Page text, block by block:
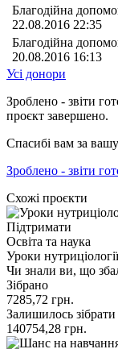
Благодійна
22.08.2016 22:35
Благодійна
20.08.2016 16:13
Усі донори
Зроблено - звіти
проєкт завершено.
Спасибі вам за
Зроблено - звіти
Схожі проєкти
Підтримати
Освіта та наука
Уроки
Чи знали ви, що
Зібрано
7285,72 грн.
Залишилось зібрати
140754,28 грн.